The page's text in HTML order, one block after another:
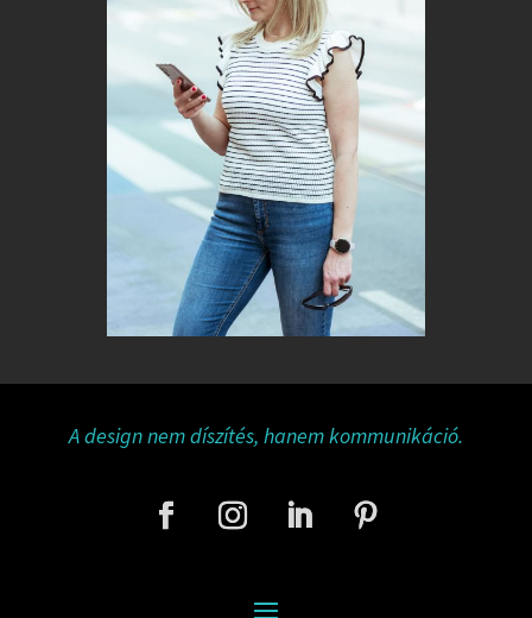
A design nem díszítés, hanem kommunikáció.